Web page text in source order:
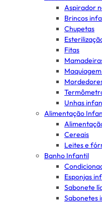
Aspirador
Brincos
Chupetas
Fitas
Unhas
Alimentação
Cereais
Leites e
Banho Infantil
Esponjas
Sabonete
Sabonetes